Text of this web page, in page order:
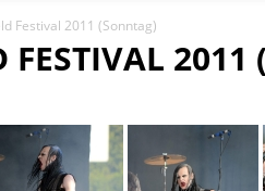
Festival 2011 (Sonntag)
FESTIVAL 2011